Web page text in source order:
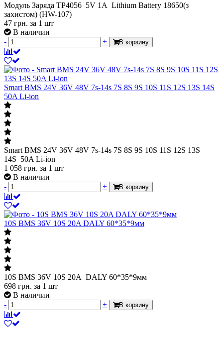
Модуль Заряда TP4056 5V 1A Lithium Battery 18650(з
захистом) (HW-107)
47 грн. за 1 шт
В наличии
-
+ В корзину
Smart BMS 24V 36V 48V 7s-14s 7S 8S 9S 10S 11S 12S 13S 14S
50A Li-ion
Smart BMS 24V 36V 48V 7s-14s 7S 8S 9S 10S 11S 12S 13S
14S 50A Li-ion
1 058 грн. за 1 шт
В наличии
-
+ В корзину
10S BMS 36V 10S 20A DALY 60*35*9мм
10S BMS 36V 10S 20A DALY 60*35*9мм
698 грн. за 1 шт
В наличии
-
+ В корзину